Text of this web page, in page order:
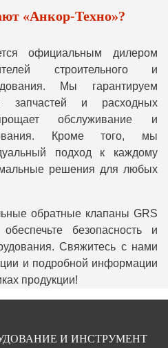
«Анкор-Техно»?
официальным дилером
строительного и
Мы гарантируем
запчастей и расходных
обслуживание и
Кроме того, мы
подход к каждому
решения для любых
обратные клапаны GRS
безопасность и
Свяжитесь с нами
и подробной информации
продукции!
И ИНСТРУМЕНТ